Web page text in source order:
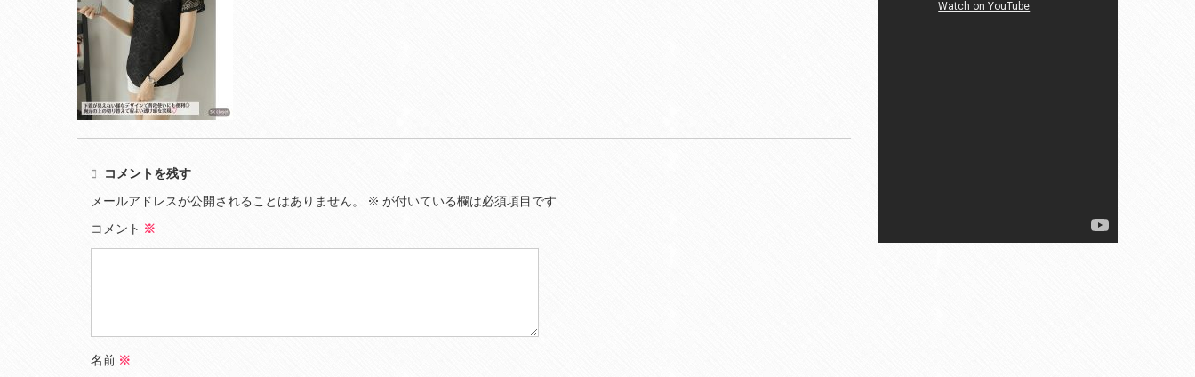
コメントを残す
メールアドレスが公開されることはありません。
※ が付いている欄は必須項目です
コメント ※
名前 ※